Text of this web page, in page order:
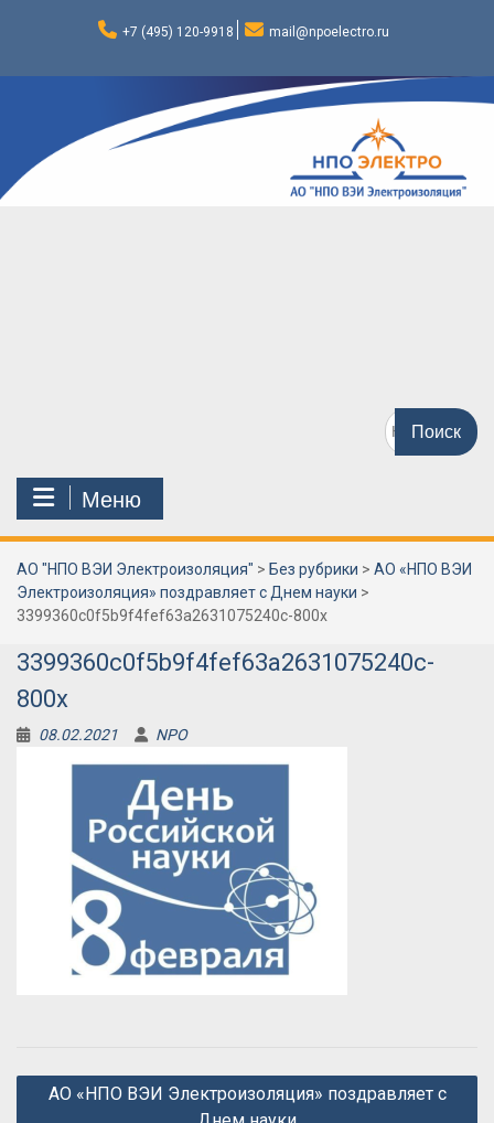
+7 (495) 120-9918 mail@npoelectro.ru
Поиск
по:
Меню
АО "НПО ВЭИ Электроизоляция" > Без рубрики > АО «НПО ВЭИ
Электроизоляция» поздравляет с Днем науки >
3399360c0f5b9f4fef63a2631075240c-800x
3399360c0f5b9f4fef63a2631075240c-
800x
08.02.2021 NPO
Навигация
АО «НПО ВЭИ Электроизоляция» поздравляет с